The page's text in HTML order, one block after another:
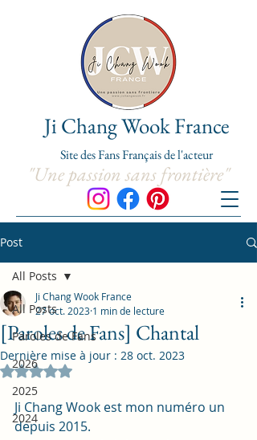
"Une passion sans frontière"
Ji Chang Wook France
Site desFans Français de l'acteur
Post
All Posts
Paroles de Fans
2026
2025
2024
All Posts
[Paroles de Fans] Chantal
Ji Chang Wook France
27 oct. 2023 1 min de lecture
Dernière mise à jour : 28 oct. 2023
Noté NaN étoiles sur 5.
Ji Chang Wook est mon numéro un
depuis 2015.